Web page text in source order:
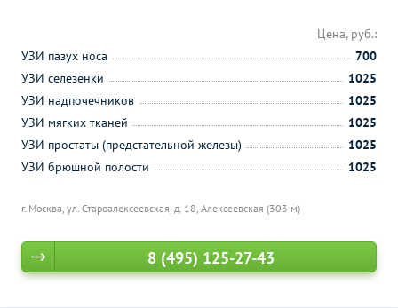
г. Москва, ул. Староалексеевская, д. 18, Алексеевская (303 м)
Цена, руб.:
УЗИ пазух носа
700
УЗИ селезенки
1025
УЗИ надпочечников
1025
УЗИ мягких тканей
1025
УЗИ простаты (предстательной железы)
1025
УЗИ брюшной полости
1025
8 (495) 125-27-43